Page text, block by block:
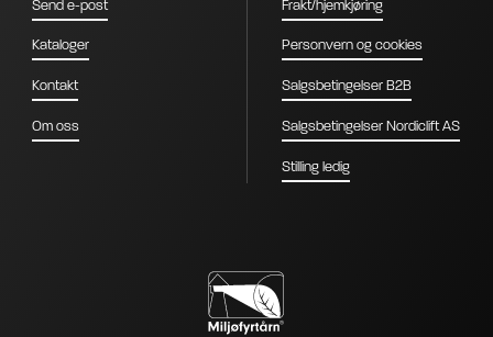
Send e-post
Kataloger
Kontakt
Om oss
Frakt/hjemkjøring
Personvern og cookies
Salgsbetingelser B2B
Salgsbetingelser Nordiclift AS
Stilling ledig